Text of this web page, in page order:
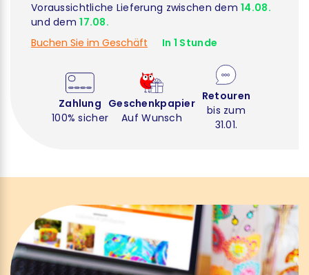
Voraussichtliche Lieferung zwischen dem14.08.
und dem17.08.
Buchen Sie im Geschäft
In 1 Stunde
Zahlung
100% sicher
Geschenkpapier
Auf Wunsch
Retouren
bis zum
31.01.